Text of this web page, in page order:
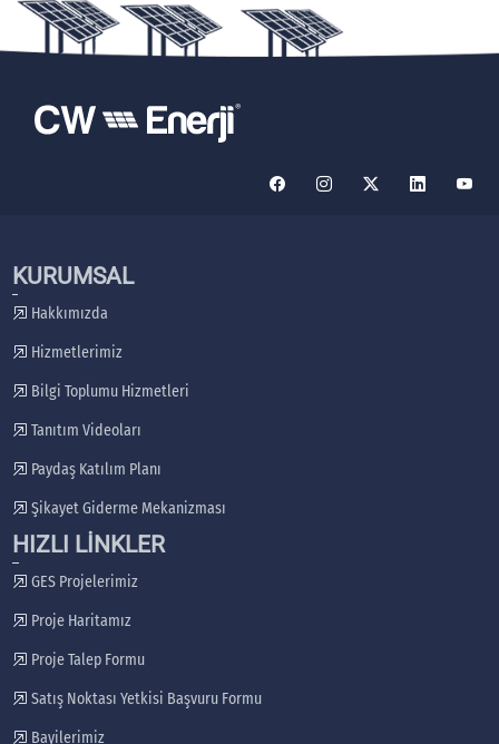
KURUMSAL
Hakkımızda
Hizmetlerimiz
Bilgi Toplumu Hizmetleri
Tanıtım Videoları
Paydaş Katılım Planı
Şikayet Giderme Mekanizması
HIZLI LİNKLER
GES Projelerimiz
Proje Haritamız
Proje Talep Formu
Satış Noktası Yetkisi Başvuru Formu
Bayilerimiz